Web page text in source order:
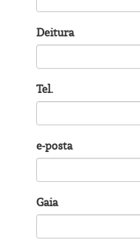
Deitura
Tel.
e-posta
Gaia